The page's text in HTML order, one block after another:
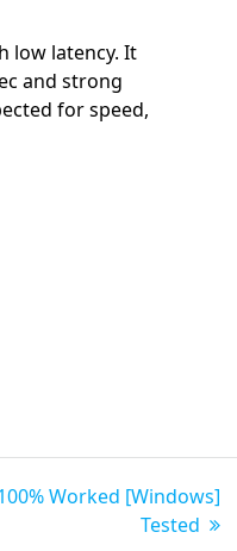
low latency. It
and strong
for speed,
Worked [Windows]
Tested